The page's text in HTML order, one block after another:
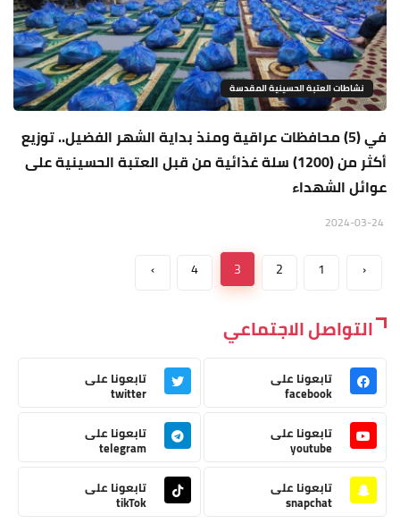
نشاطات العتبة الحسينية المقدسة
في (5) محافظات عراقية ومنذ بداية الشهر الفضيل.. توزيع
أكثر من (1200) سلة غذائية من قبل العتبة الحسينية على
عوائل الشهداء
‹
1
2
3
4
›
التواصل الاجتماعي
تابعونا على
facebook
تابعونا على
twitter
تابعونا على
youtube
تابعونا على
telegram
تابعونا على
snapchat
تابعونا على
tikTok